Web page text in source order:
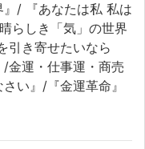
/ 『あなたは私 私は
らしき「気」の世界
引き寄せたいなら
/金運・仕事運・商売
い』/『金運革命』